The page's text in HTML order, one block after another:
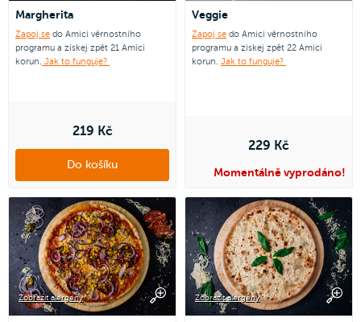
Margherita
Zapoj se do Amici věrnostního
programu a získej zpět 21 Amici
korun. Jak to funguje?
219 Kč
Do košíku
Veggie
Zapoj se do Amici věrnostního
programu a získej zpět 22 Amici
korun. Jak to funguje?
229 Kč
Momentálně vyprodáno!
Zobrazit alergeny Zobrazit alergeny